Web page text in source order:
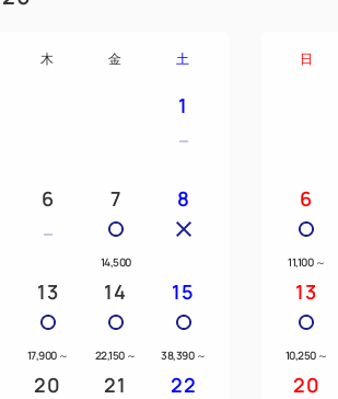
木 金 土
1
6 7
14,500
8
13
17,900 ～
14
22,150 ～
15
38,390 ～
20 21 22
日
6
11,100 ～
13
10,250 ～
20